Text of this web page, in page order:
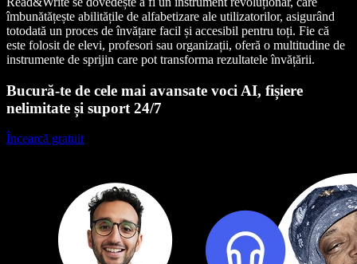
îmbunătățește abilitățile de alfabetizare ale utilizatorilor, asigurând
totodată un proces de învățare facil și accesibil pentru toți. Fie că
este folosit de elevi, profesori sau organizații, oferă o multitudine de
instrumente de sprijin care pot transforma rezultatele învățării.
Bucură-te de cele mai avansate voci AI, fișiere
nelimitate și suport 24/7
Încearcă gratuit